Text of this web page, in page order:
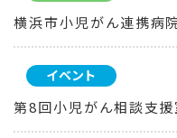
横浜市小児がん連携病
イベント
第8回小児がん相談支援